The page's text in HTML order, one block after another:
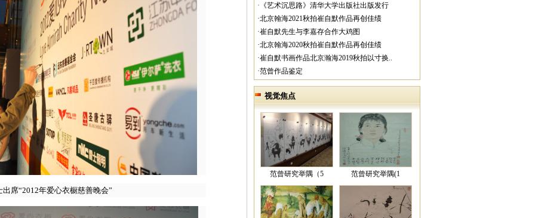
席“2012年爱心衣橱慈善晚会”
·《艺术沉思路》清华大学出版社出版发行
·北京翰海2021秋拍崔自默作品再创佳绩
·崔自默先生与李嘉存合作大鸡图
·北京翰海2020秋拍崔自默作品再创佳绩
·崔自默书画作品北京瀚海2019秋拍以寸换..
·范曾作品鉴定
视觉焦点
范曾研究举隅（5 范曾研究举隅(1